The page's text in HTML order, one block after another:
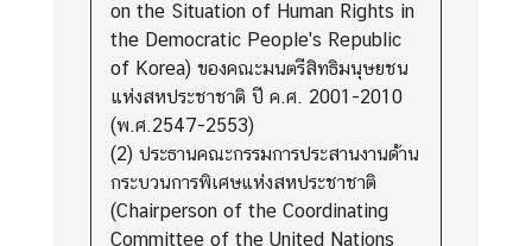
on the Situation of Human Rights in
the Democratic People's Republic
of Korea) ของคณะมนตรีสิทธิมนุษยชน
แห่งสหประชาชาติ ปี ค.ศ. 2001-2010
(พ.ศ.2547-2553)
(2) ประธานคณะกรรมการประสานงานด้าน
กระบวนการพิเศษแห่งสหประชาชาติ
(Chairperson of the Coordinating
Committee of the United Nations